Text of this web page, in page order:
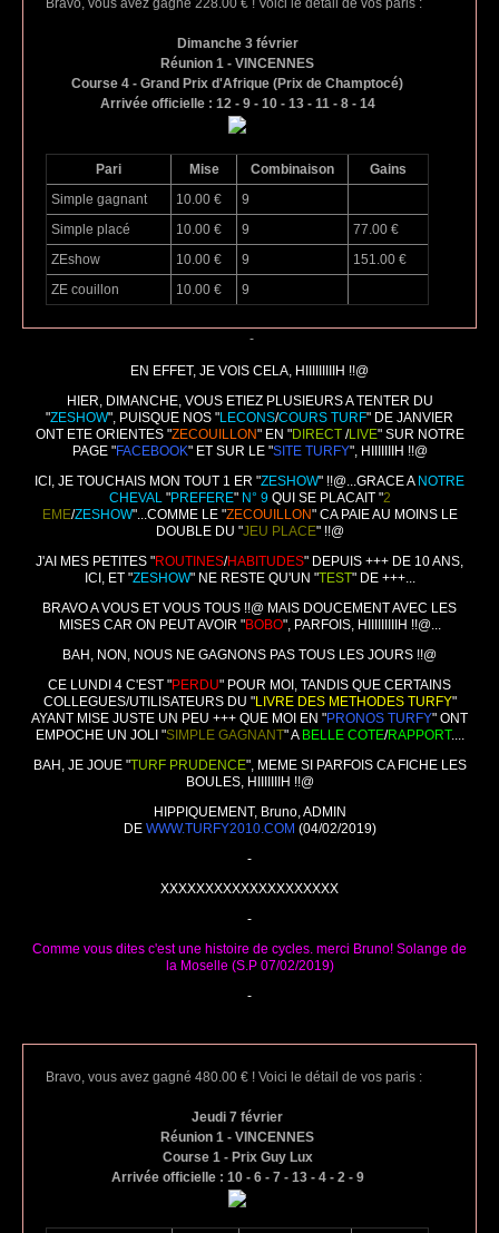
Bravo, vous avez gagné 228.00 € ! Voici le détail de vos paris :
Dimanche 3 février
Réunion 1 - VINCENNES
Course 4 - Grand Prix d'Afrique (Prix de Champtocé)
Arrivée officielle : 12 - 9 - 10 - 13 - 11 - 8 - 14
Pari Mise Combinaison
Gains
Simple gagnant
10.00 €
9
Simple placé
10.00 € 9
77.00 €
ZEshow
10.00 € 9
151.00 €
ZE couillon
10.00 € 9
-
EN EFFET, JE VOIS CELA, HIIIIIIIIIH !!@
HIER, DIMANCHE, VOUS ETIEZ PLUSIEURS A TENTER DU
"ZESHOW", PUISQUE NOS "LECONS/COURS TURF" DE JANVIER
ONT ETE ORIENTES "ZECOUILLON" EN "DIRECT/LIVE" SUR NOTRE
PAGE "FACEBOOK" ET SUR LE "SITE TURFY", HIIIIIIIH !!@
ICI, JE TOUCHAIS MON TOUT 1 ER "ZESHOW" !!@...GRACE A NOTRE
CHEVAL"PREFERE" N° 9QUI SE PLACAIT "2
EME/ZESHOW"...COMME LE "ZECOUILLON" CA PAIE AU MOINS LE
DOUBLE DU "JEU PLACE" !!@
J'AI MES PETITES "ROUTINES/HABITUDES" DEPUIS +++ DE 10 ANS,
ICI, ET "ZESHOW" NE RESTE QU'UN "TEST" DE +++...
BRAVO A VOUS ET VOUS TOUS !!@ MAIS DOUCEMENT AVEC LES
MISES CAR ON PEUT AVOIR "BOBO", PARFOIS, HIIIIIIIIIH !!@...
BAH, NON, NOUS NE GAGNONS PAS TOUS LES JOURS !!@
CE LUNDI 4 C'EST "PERDU" POUR MOI, TANDIS QUE CERTAINS
COLLEGUES/UTILISATEURS DU "LIVRE DES METHODES TURFY"
AYANT MISE JUSTE UN PEU +++ QUE MOI EN "PRONOS TURFY" ONT
EMPOCHE UN JOLI "SIMPLE GAGNANT" A BELLE COTE/RAPPORT....
BAH, JE JOUE "TURF PRUDENCE", MEME SI PARFOIS CA FICHE LES
BOULES, HIIIIIIIH !!@
HIPPIQUEMENT, Bruno, ADMIN
DE WWW.TURFY2010.COM (04/02/2019)
-
XXXXXXXXXXXXXXXXXXXX
-
Comme vous dites c'est une histoire de cycles. merci Bruno! Solange de
la Moselle (S.P 07/02/2019)
-
Bravo, vous avez gagné 480.00 € ! Voici le détail de vos paris :
Jeudi 7 février
Réunion 1 - VINCENNES
Course 1 - Prix Guy Lux
Arrivée officielle : 10 - 6 - 7 - 13 - 4 - 2 - 9